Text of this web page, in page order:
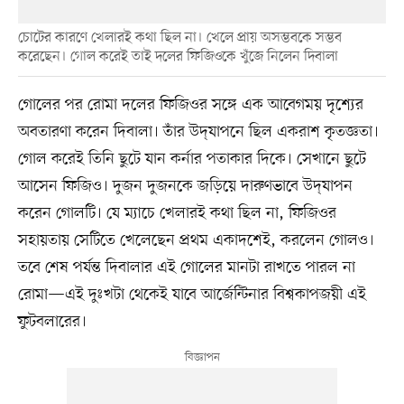
চোটের কারণে খেলারই কথা ছিল না। খেলে প্রায় অসম্ভবকে সম্ভব
করেছেন। গোল করেই তাই দলের ফিজিওকে খুঁজে নিলেন দিবালা
গোলের পর রোমা দলের ফিজিওর সঙ্গে এক আবেগময় দৃশ্যের
অবতারণা করেন দিবালা। তাঁর উদ্‌যাপনে ছিল একরাশ কৃতজ্ঞতা।
গোল করেই তিনি ছুটে যান কর্নার পতাকার দিকে। সেখানে ছুটে
আসেন ফিজিও। দুজন দুজনকে জড়িয়ে দারুণভাবে উদ্‌যাপন
করেন গোলটি। যে ম্যাচে খেলারই কথা ছিল না, ফিজিওর
সহায়তায় সেটিতে খেলেছেন প্রথম একাদশেই, করলেন গোলও।
তবে শেষ পর্যন্ত দিবালার এই গোলের মানটা রাখতে পারল না
রোমা—এই দুঃখটা থেকেই যাবে আর্জেন্টিনার বিশ্বকাপজয়ী এই
ফুটবলারের।